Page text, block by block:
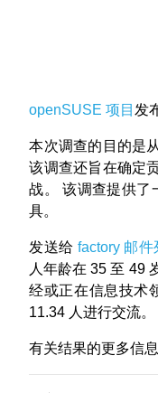
openSUSE 项目 发
本次调查的目的是
该调查还旨在确定
战。 该调查提供了
具。
发送给 factory 邮件
人年龄在 35 至 49
经或正在信息技术
11.34 人进行交流。
有关结果的更多信